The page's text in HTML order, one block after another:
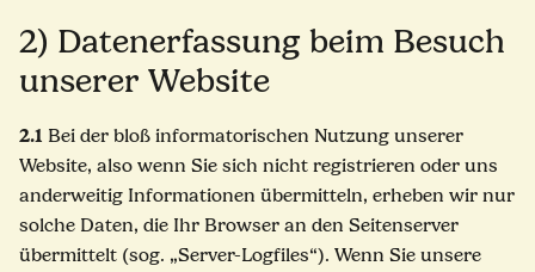
2) Datenerfassung beim Besuch
unserer Website
2.1 Bei der bloß informatorischen Nutzung unserer
Website, also wenn Sie sich nicht registrieren oder uns
anderweitig Informationen übermitteln, erheben wir nur
solche Daten, die Ihr Browser an den Seitenserver
übermittelt (sog. „Server-Logfiles“). Wenn Sie unsere